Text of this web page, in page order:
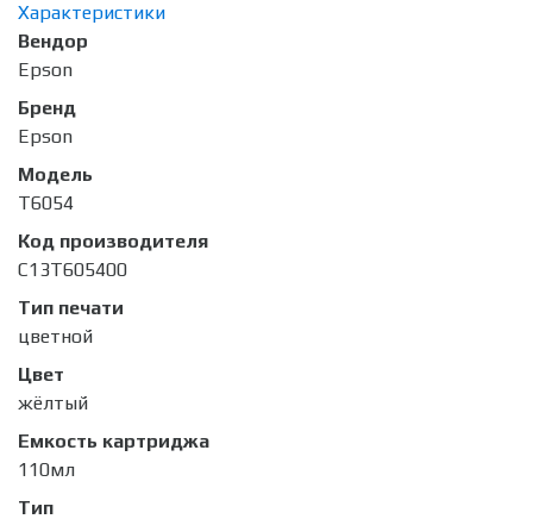
Характеристики
Вендор
Epson
Бренд
Epson
Модель
T6054
Код производителя
C13T605400
Тип печати
цветной
Цвет
жёлтый
Емкость картриджа
110мл
Тип